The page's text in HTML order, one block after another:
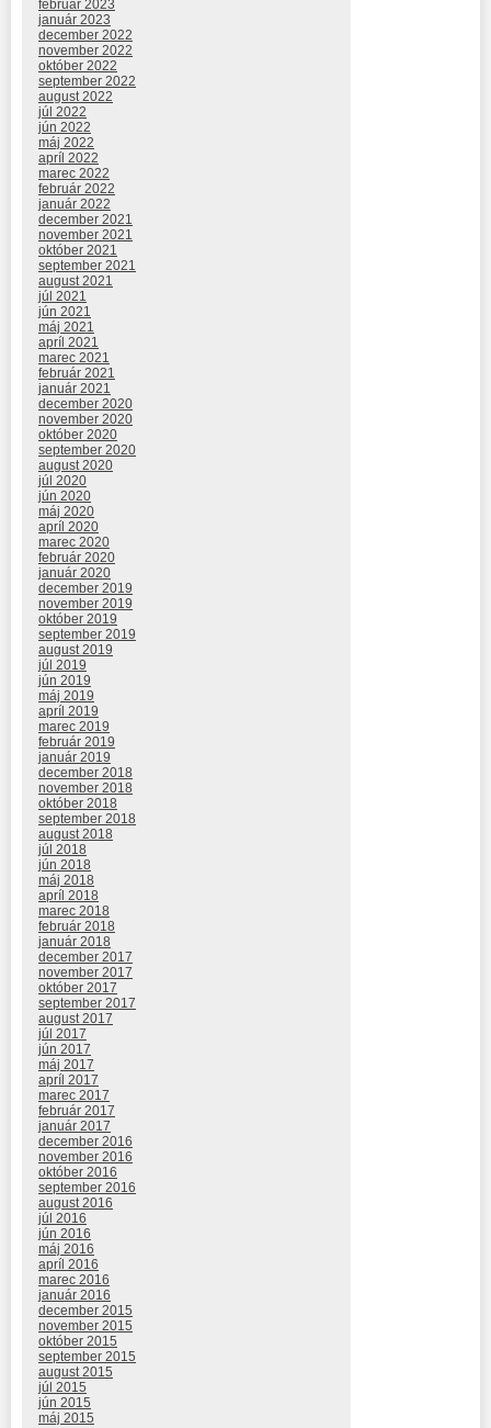
február 2023
január 2023
december 2022
november 2022
október 2022
september 2022
august 2022
júl 2022
jún 2022
máj 2022
apríl 2022
marec 2022
február 2022
január 2022
december 2021
november 2021
október 2021
september 2021
august 2021
júl 2021
jún 2021
máj 2021
apríl 2021
marec 2021
február 2021
január 2021
december 2020
november 2020
október 2020
september 2020
august 2020
júl 2020
jún 2020
máj 2020
apríl 2020
marec 2020
február 2020
január 2020
december 2019
november 2019
október 2019
september 2019
august 2019
júl 2019
jún 2019
máj 2019
apríl 2019
marec 2019
február 2019
január 2019
december 2018
november 2018
október 2018
september 2018
august 2018
júl 2018
jún 2018
máj 2018
apríl 2018
marec 2018
február 2018
január 2018
december 2017
november 2017
október 2017
september 2017
august 2017
júl 2017
jún 2017
máj 2017
apríl 2017
marec 2017
február 2017
január 2017
december 2016
november 2016
október 2016
september 2016
august 2016
júl 2016
jún 2016
máj 2016
apríl 2016
marec 2016
január 2016
december 2015
november 2015
október 2015
september 2015
august 2015
júl 2015
jún 2015
máj 2015